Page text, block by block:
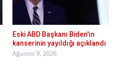
Eski ABD Başkanı Biden'ın
kanserinin yayıldığı açıklandı
Ağustos 9, 2026